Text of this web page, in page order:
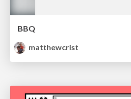
BBQ
matthewcrist